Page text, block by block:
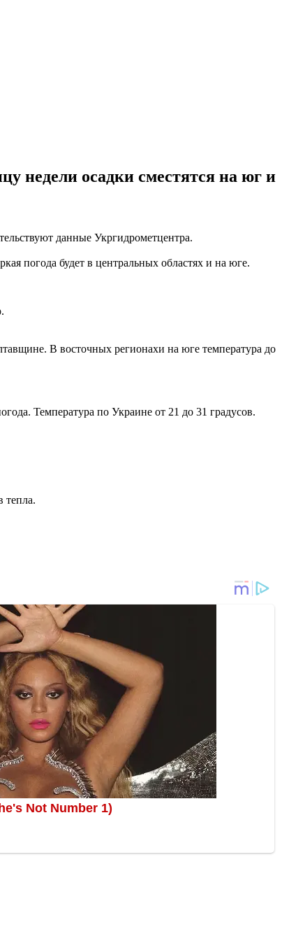
недели осадки сместятся на юг и
данные Укргидрометцентра.
погода будет в центральных областях и на юге.
В восточных регионахи на юге температура до
Температура по Украине от 21 до 31 градусов.
тепла.